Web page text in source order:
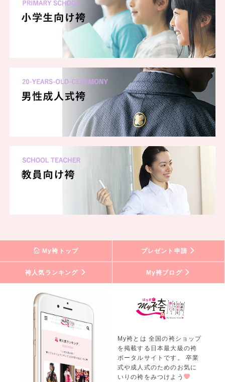
My袴トップ プレゼント申請
袴人気ランキング My袴ブログ
My袴とは 全国の袴ショップ
を掲載する日本最大級の袴
ポータルサイトです。 卒業
式や成人式のためのお気に
いりの袴をみつけよう